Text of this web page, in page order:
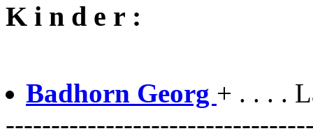
K i n d e r :
Badhorn Georg + . . . .